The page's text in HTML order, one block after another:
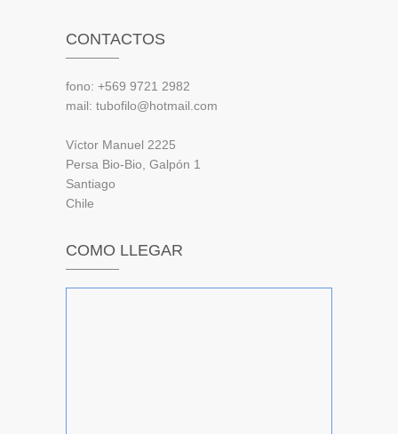
CONTACTOS
fono: +569 9721 2982
mail: tubofilo@hotmail.com
Víctor Manuel 2225
Persa Bio-Bio, Galpón 1
Santiago
Chile
COMO LLEGAR